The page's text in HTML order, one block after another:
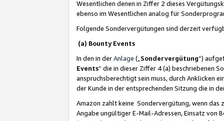
Wesentlichen denen in Ziffer 2 dieses
ebenso im Wesentlichen analog für
Folgende Sondervergütungen sind derzeit
(a) Bounty Events
In den in derAnlage („ Sondervergütung“)
Events“ die in dieser Ziffer 4 (a) beschriebenen
anspruchsberechtigt sein muss, durch Anklicken
der Kunde in der entsprechenden Sitzung die in
Amazon zahlt keine Sondervergütung, wenn das
Angabe ungültiger E-Mail-Adressen, Einsatz von